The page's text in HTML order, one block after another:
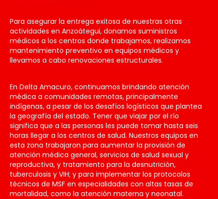
Para asegurar la entrega exitosa de nuestras otras
actividades en Anzoátegui, donamos suministros
médicos a los centros donde trabajamos, realizamos
mantenimiento preventivo en equipos médicos y
llevamos a cabo renovaciones estructurales.
En Delta Amacuro, continuamos brindando atención
médica a comunidades remotas, principalmente
indígenas, a pesar de los desafíos logísticos que plantea
la geografía del estado. Tener que viajar por el río
significa que a las personas les puede tomar hasta seis
horas llegar a los centros de salud. Nuestros equipos en
esta zona trabajaron para aumentar la provisión de
atención médica general, servicios de salud sexual y
reproductiva, y tratamiento para la desnutrición,
tuberculosis y VIH; y para implementar los protocolos
técnicos de MSF en especialidades con altas tasas de
mortalidad, como la atención materna y neonatal.